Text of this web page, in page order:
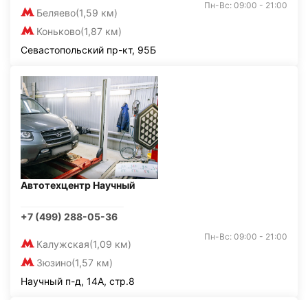
Беляево(1,59 км)
Коньково(1,87 км)
Пн-Вс: 09:00 - 21:00
Севастопольский пр-кт, 95Б
Автотехцентр Научный
+7 (499) 288-05-36
Калужская(1,09 км)
Зюзино(1,57 км)
Пн-Вс: 09:00 - 21:00
Научный п-д, 14А, стр.8